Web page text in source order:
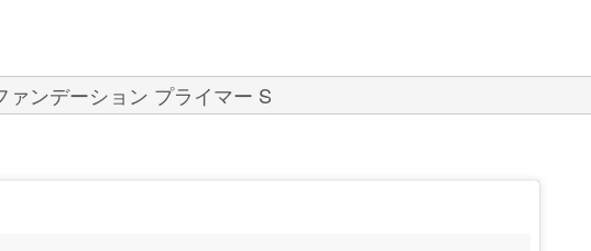
ァンデーション プライマー S